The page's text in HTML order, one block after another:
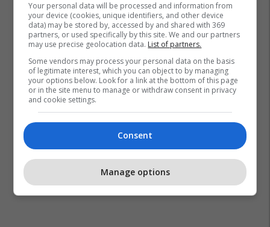
Lpk Albin Kurti Shtëpia Muze
Your personal data will be processed and information from
your device (cookies, unique identifiers, and other device
data) may be stored by, accessed by and shared with 369
partners, or used specifically by this site. We and our partners
may use precise geolocation data. List of partners.
Some vendors may process your personal data on the basis
of legitimate interest, which you can object to by managing
your options below. Look for a link at the bottom of this page
or in the site menu to manage or withdraw consent in privacy
and cookie settings.
Consent
Manage options